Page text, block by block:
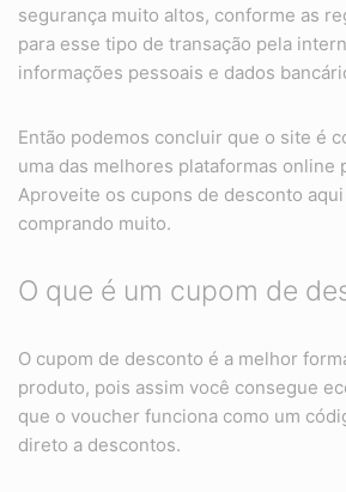
segurança muito altos, conforme as
para esse tipo de transação pela
informações pessoais e dados
Então podemos concluir que o site é
uma das melhores plataformas online
Aproveite os cupons de desconto
comprando muito.
O que é um cupom de
O cupom de desconto é a melhor
produto, pois assim você consegue
que o voucher funciona como um
direto a descontos.